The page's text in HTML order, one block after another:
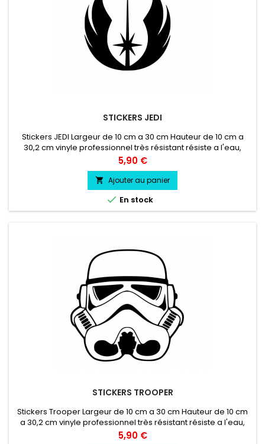
STICKERS JEDI
Stickers JEDI Largeur de 10 cm a 30 cm Hauteur de 10 cm a
30,2 cm vinyle professionnel très résistant résiste a l'eau,
essence, chaleur, froid.
Prix
5,90 €
 Ajouter au panier
 En stock
STICKERS TROOPER
Stickers Trooper Largeur de 10 cm a 30 cm Hauteur de 10 cm
a 30,2 cm vinyle professionnel très résistant résiste a l'eau,
essence, chaleur, froid.
Prix
5,90 €